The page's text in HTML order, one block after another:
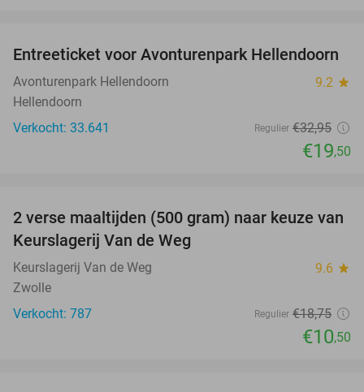
41%
Entreeticket voor Avonturenpark Hellendoorn
Avonturenpark Hellendoorn 9.2 star
Hellendoorn
Verkocht: 33.641
Regulier €32,95
€19,50
44%
2 verse maaltijden (500 gram) naar keuze van
Keurslagerij Van de Weg
Keurslagerij Van de Weg 9.6 star
Zwolle
Verkocht: 787
Regulier €18,75
€10,50